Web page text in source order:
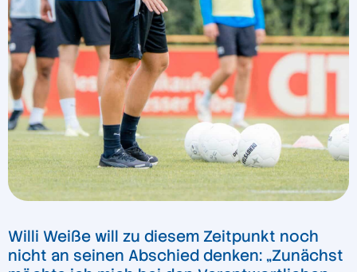
Willi Weiße will zu diesem Zeitpunkt noch
nicht an seinen Abschied denken: „Zunächst